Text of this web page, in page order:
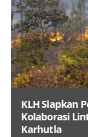
KLH Siapkan
Kolaborasi
Karhutla